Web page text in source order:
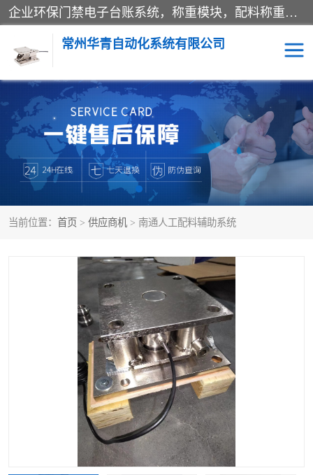
企业环保门禁电子台账系统，称重模块，配料称重系统,称重模块厂家,地磅称重系统,检重秤厂家 常州华青自动化主营：称重模块、无人值守称重系统、配料称重系统、地磅称重系统、检重秤、托利多称重模块等产品。各种称重软件，移动源环保门禁电子台账系统软件。 常州华青自动化系统有限公司7*24的电话支持服务、项目现场开发服务、新功能定制研发服务，产品培训、远程维护，现场安装调试工程等。
常州华青自动化系统有限公司
当前位置： 首页 > 供应商机 > 南通人工配料辅助系统
称重模块 称重仪表
手工配料系统 屠宰管理软件
自动化配料系统 称重贴标机
屠宰轨道秤 检重秤
移动源环保门禁电子台账